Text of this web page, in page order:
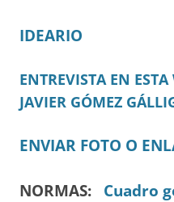
IDEARIO
ENTREVISTA EN
JAVIER GÓMEZ
ENVIAR FOTO O
NORMAS: Cuadro